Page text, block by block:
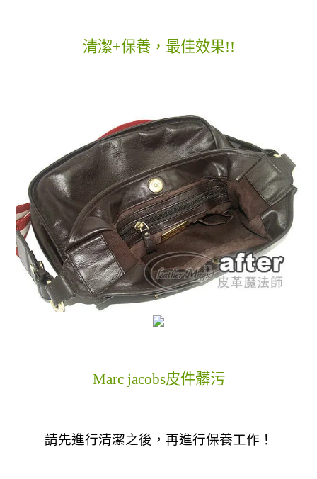
清潔+保養，最佳效果!!
Marc jacobs皮件髒污
請先進行清潔之後，再進行保養工作！